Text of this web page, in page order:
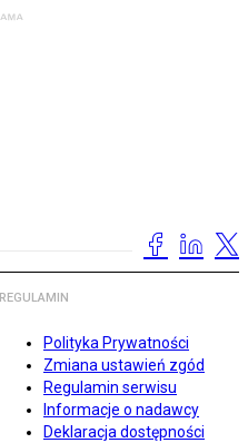
REGULAMIN
Polityka Prywatności
Zmiana ustawień zgód
Regulamin serwisu
Informacje o nadawcy
Deklaracja dostępności